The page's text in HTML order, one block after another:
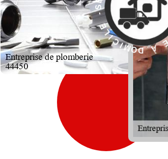
S
E
R
V
C
E
I
C
I
L
E
-